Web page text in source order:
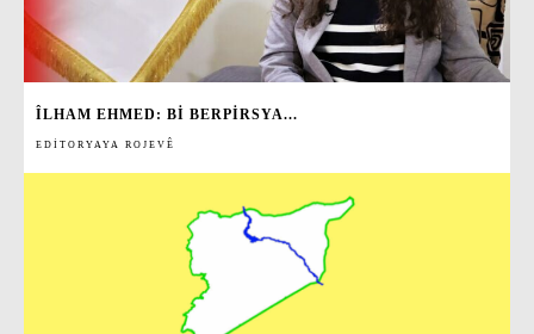
ÎLHAM EHMED: BI BERPIRSYA...
EDITORYAYA ROJEVÊ